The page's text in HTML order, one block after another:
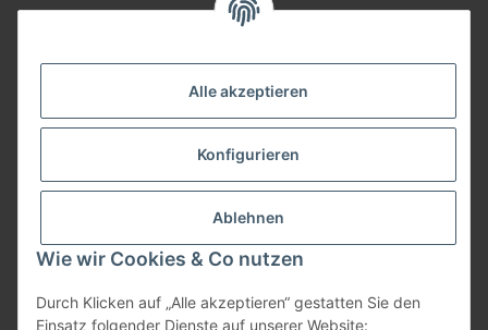
Alle akzeptieren
Konfigurieren
Ablehnen
Wie wir Cookies & Co nutzen
Durch Klicken auf „Alle akzeptieren“ gestatten Sie den
Einsatz folgender Dienste auf unserer Website: